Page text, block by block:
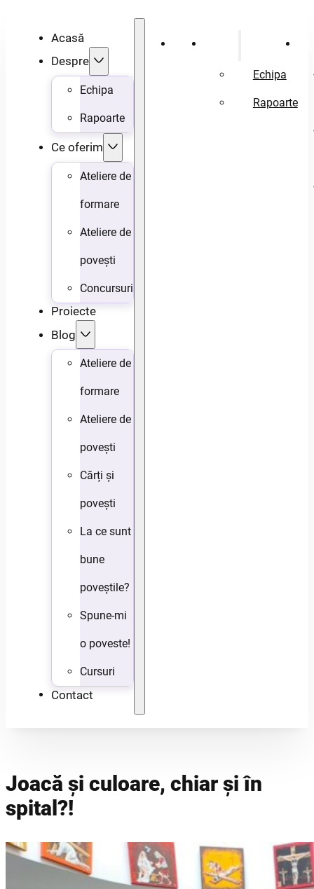
Acasă
Despre
Echipa
Rapoarte
Ce oferim
Ateliere de
formare
Ateliere de
povești
Concursuri
Proiecte
Blog
Ateliere de
formare
Ateliere de
povești
Cărți și
povești
La ce sunt
bune
poveștile?
Spune-mi
o poveste!
Cursuri
Contact
Acasă
Echipa
Rapoarte
Joacă și culoare, chiar și în
spital?!